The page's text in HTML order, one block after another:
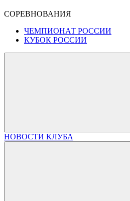
СОРЕВНОВАНИЯ
ЧЕМПИОНАТ РОССИИ
КУБОК РОССИИ
НОВОСТИ КЛУБА